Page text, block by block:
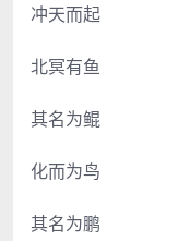
冲天而起
北冥有鱼
其名为鲲
化而为鸟
其名为鹏